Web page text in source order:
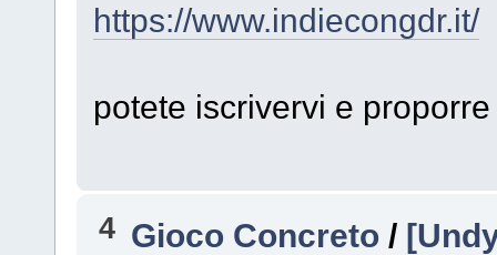
https://www.indiecongdr.it/
potete iscrivervi e
4 Gioco Concreto /